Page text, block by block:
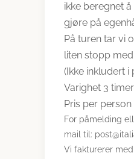
ikke beregnet
gjøre på
På turen tar vi
liten stopp
(Ikke inkludert i
Varighet 3 timer
Pris per person
For påmelding
mail til:
Vi fakturerer